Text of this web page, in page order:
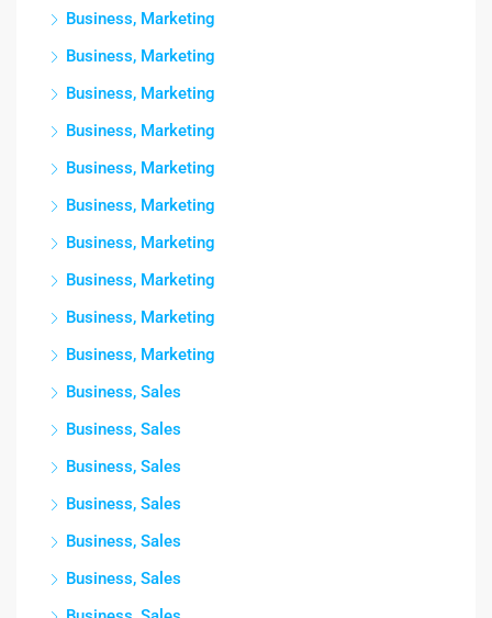
Business, Marketing
Business, Marketing
Business, Marketing
Business, Marketing
Business, Marketing
Business, Marketing
Business, Marketing
Business, Marketing
Business, Marketing
Business, Marketing
Business, Sales
Business, Sales
Business, Sales
Business, Sales
Business, Sales
Business, Sales